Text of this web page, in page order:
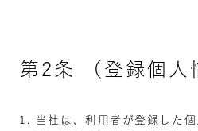
第2条 （登録個人
当社は、利用者が登録した